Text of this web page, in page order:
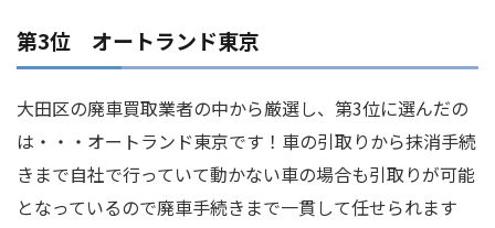
第3位 オートランド東京
大田区の廃車買取業者の中から厳選し、第3位に選んだの
は・・・オートランド東京です！車の引取りから抹消手続
きまで自社で行っていて動かない車の場合も引取りが可能
となっているので廃車手続きまで一貫して任せられます